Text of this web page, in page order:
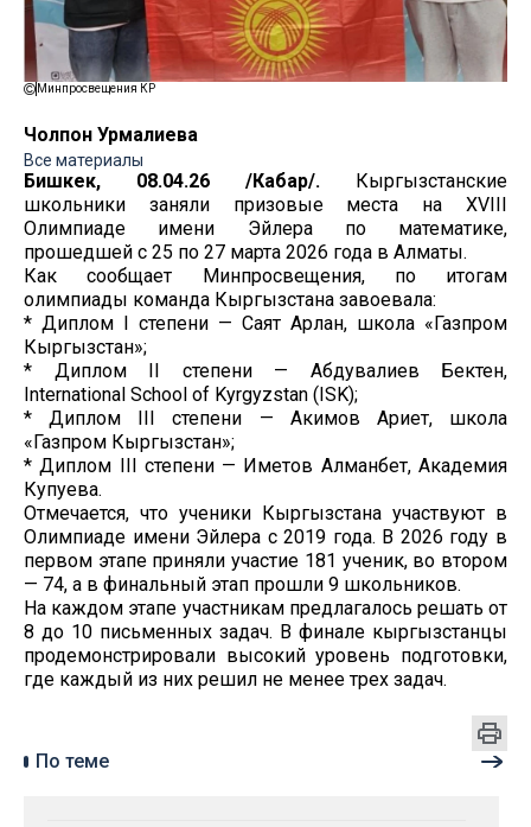
Минпросвещения КР
Чолпон Урмалиева
Все материалы
Бишкек, 08.04.26 /Кабар/. Кыргызстанские
школьники заняли призовые места на XVIII
Олимпиаде имени Эйлера по математике,
прошедшей с 25 по 27 марта 2026 года в Алматы.
Как сообщает Минпросвещения, по итогам
олимпиады команда Кыргызстана завоевала:
* Диплом I степени — Саят Арлан, школа «Газпром
Кыргызстан»;
* Диплом II степени — Абдувалиев Бектен,
International School of Kyrgyzstan (ISK);
* Диплом III степени — Акимов Ариет, школа
«Газпром Кыргызстан»;
* Диплом III степени — Иметов Алманбет, Академия
Купуева.
Отмечается, что ученики Кыргызстана участвуют в
Олимпиаде имени Эйлера с 2019 года. В 2026 году в
первом этапе приняли участие 181 ученик, во втором
— 74, а в финальный этап прошли 9 школьников.
На каждом этапе участникам предлагалось решать от
8 до 10 письменных задач. В финале кыргызстанцы
продемонстрировали высокий уровень подготовки,
где каждый из них решил не менее трех задач.
По теме